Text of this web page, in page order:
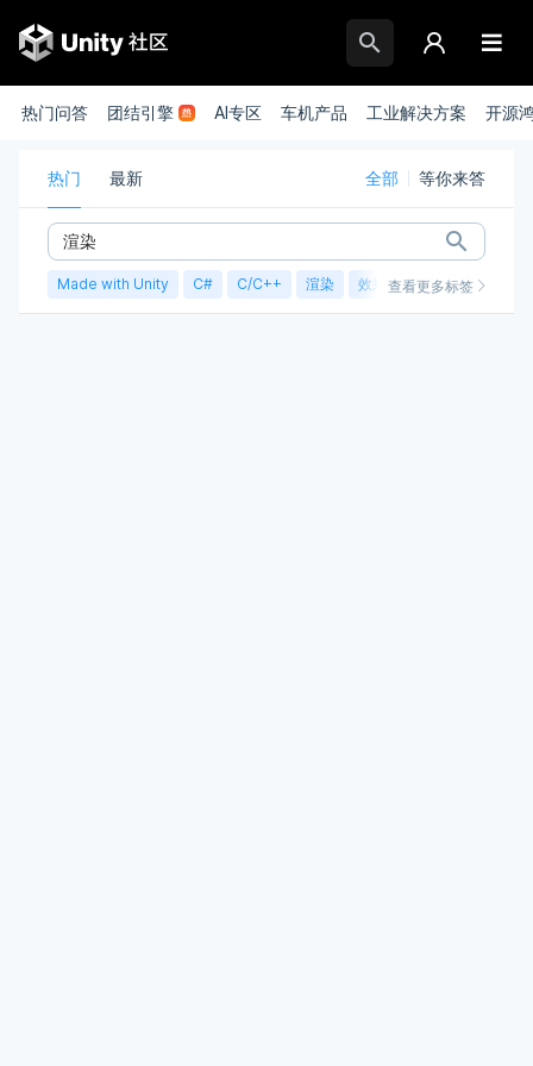
热门问答 团结引擎 AI专区 车机产品 工业解决方案 开源
热门 最新 全部 等你来答
Made with Unity C# C/C++ 渲染 效果实现 性能优化
查看更多标签